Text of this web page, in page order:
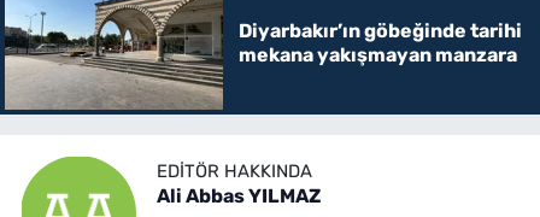
Diyarbakır’ın göbeğinde tarihi
mekana yakışmayan manzara
EDITÖR HAKKINDA
Ali Abbas YILMAZ